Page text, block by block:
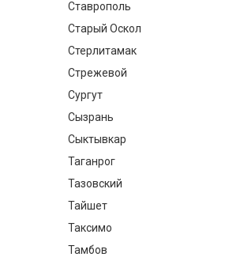
Ставрополь
Старый Оскол
Стерлитамак
Стрежевой
Сургут
Сызрань
Сыктывкар
Таганрог
Тазовский
Тайшет
Таксимо
Тамбов